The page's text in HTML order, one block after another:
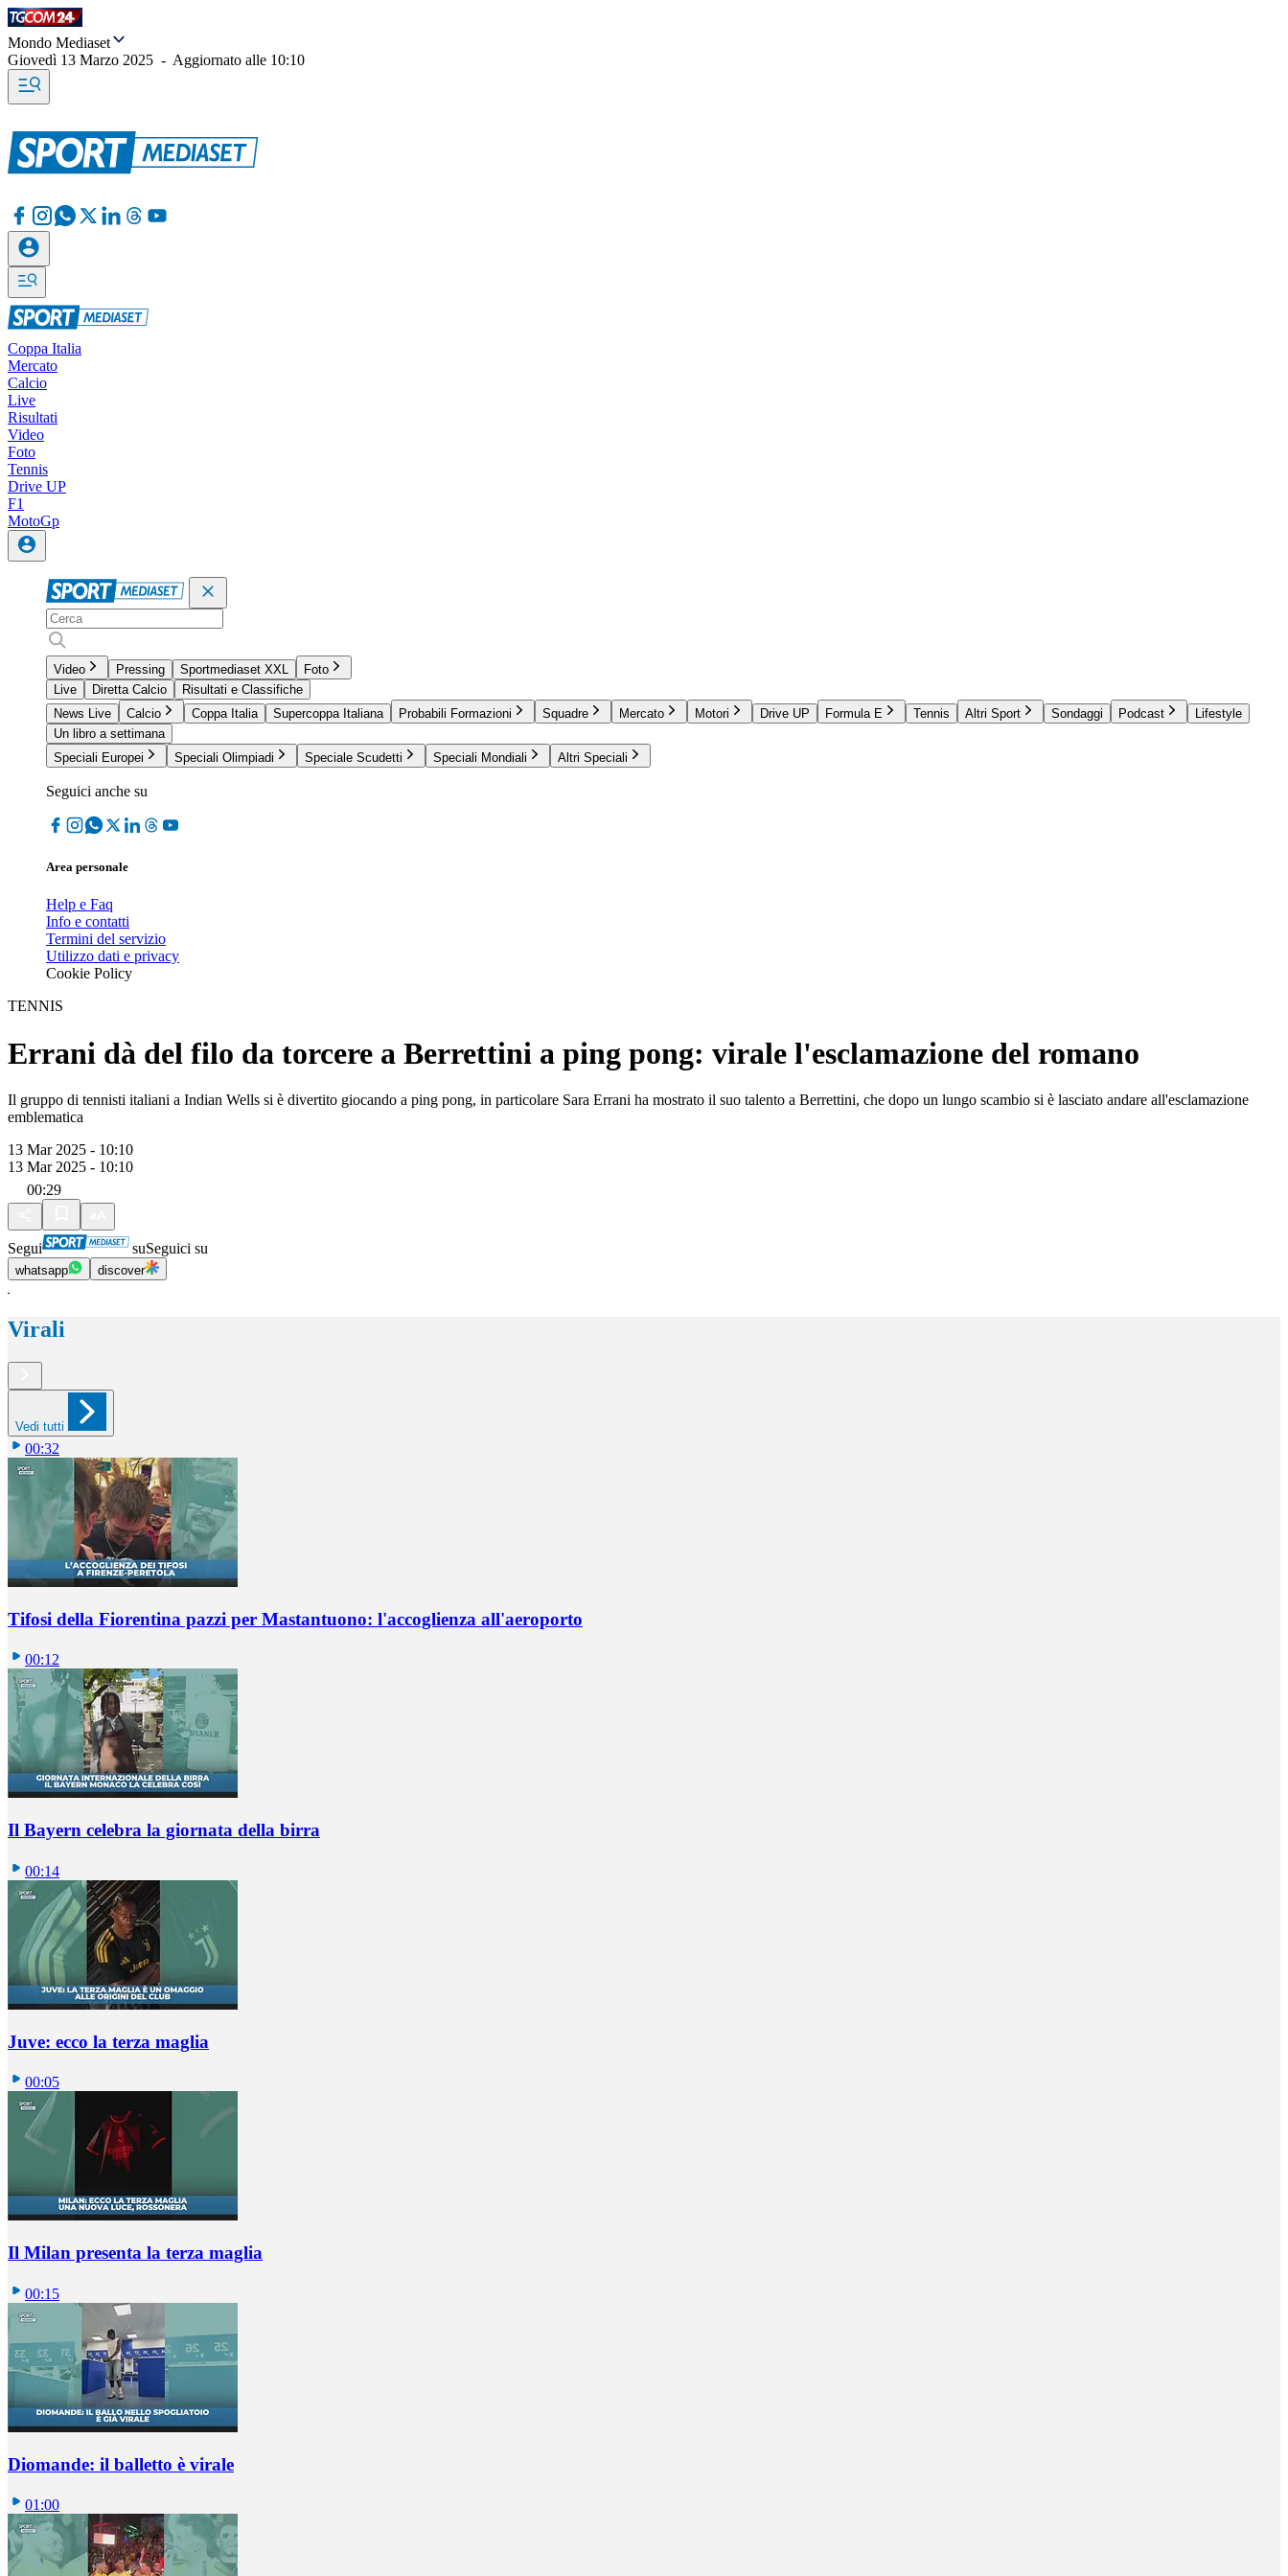
Mondo Mediaset
Giovedì 13 Marzo 2025 - Aggiornato alle 10:10
Coppa Italia
Mercato
Calcio
Live
Risultati
Video
Foto
Tennis
Drive UP
F1
MotoGp
Video Pressing Sportmediaset XXL
Foto
Live
Diretta Calcio
Risultati e Classifiche
News Live
Calcio Coppa Italia Supercoppa Italiana Probabili Formazioni Squadre Mercato Motori Drive UP Formula E Tennis Altri Sport Sondaggi Podcast
Lifestyle
Un libro a settimana
Speciali Europei
Speciali Olimpiadi Speciale Scudetti Speciali Mondiali Altri Speciali
Seguici anche su
Area personale
Help e Faq
Info e contatti
Termini del servizio
Utilizzo dati e privacy
Cookie Policy
TENNIS
Errani dà del filo da torcere a Berrettini a ping pong: virale l'esclamazione del romano
Il gruppo di tennisti italiani a Indian Wells si è divertito giocando a ping pong, in particolare Sara Errani ha mostrato il suo talento a Berrettini, che dopo un lungo scambio si è lasciato andare all'esclamazione
emblematica
13 Mar 2025 - 10:10
13 Mar 2025 - 10:10
00:29
Segui suSeguici su
whatsapp discover
Virali
Vedi tutti
00:32
Tifosi della Fiorentina pazzi per Mastantuono: l'accoglienza all'aeroporto
00:12
Il Bayern celebra la giornata della birra
00:14
Juve: ecco la terza maglia
00:05
Il Milan presenta la terza maglia
00:15
Diomande: il balletto è virale
01:00